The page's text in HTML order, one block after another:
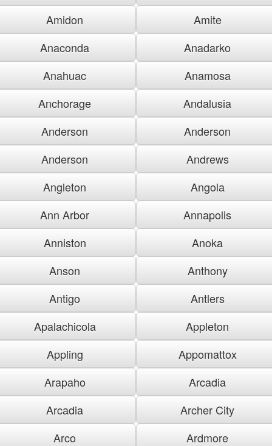
Amidon
Amite
Anaconda
Anadarko
Anahuac
Anamosa
Anchorage
Andalusia
Anderson
Anderson
Anderson
Andrews
Angleton
Angola
Ann Arbor
Annapolis
Anniston
Anoka
Anson
Anthony
Antigo
Antlers
Apalachicola
Appleton
Appling
Appomattox
Arapaho
Arcadia
Arcadia
Archer City
Arco
Ardmore